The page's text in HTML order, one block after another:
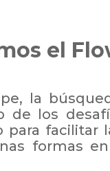
el
la
de los
para facilitar
formas